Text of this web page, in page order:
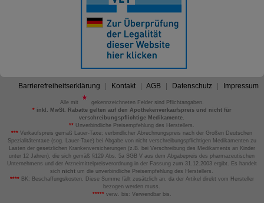
Barrierefreiheitserklärung Kontakt AGB Datenschutz Impressum
Alle mit
gekennzeichneten Felder sind Pflichtangaben.
*inkl. MwSt. Rabatte gelten auf den Apothekenverkaufspreis und nicht für
verschreibungspflichtige Medikamente.
** Unverbindliche Preisempfehlung des Herstellers.
*** Verkaufspreis gemäß Lauer-Taxe; verbindlicher Abrechnungspreis nach der Großen Deutschen
Spezialitätentaxe (sog. Lauer-Taxe) bei Abgabe von nicht verschreibungspflichtigen Medikamenten zu
Lasten der gesetzlichen Krankenversicherungen (z.B. bei Verschreibung des Medikaments an Kinder
unter 12 Jahren), die sich gemäß §129 Abs. 5a SGB V aus dem Abgabepreis des pharmazeutischen
Unternehmens und der Arzneimittelpreisverordnung in der Fassung zum 31.12.2003 ergibt. Es handelt
sich nicht um die unverbindliche Preisempfehlung des Herstellers.
****BK: Beschaffungskosten. Diese Summe fällt zusätzlich an, da der Artikel direkt vom Hersteller
bezogen werden muss.
*****verw. bis: Verwendbar bis.